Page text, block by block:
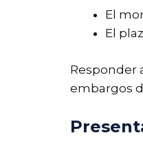
El
El
Responder
embargos